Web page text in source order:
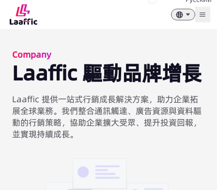
Company
Laaffic 驅動品牌增長
Laaffic 提供一站式行銷成長解決方案，助力企業拓
展全球業務。我們整合通訊觸達、廣告資源與資料驅
動的行銷策略，協助企業擴大受眾、提升投資回報，
並實現持續成長。